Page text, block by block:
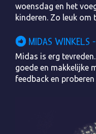
woensdag en het
kinderen. Zo leuk om
MIDAS WINKELS
Midas is erg
goede en makkelijke
feedback en